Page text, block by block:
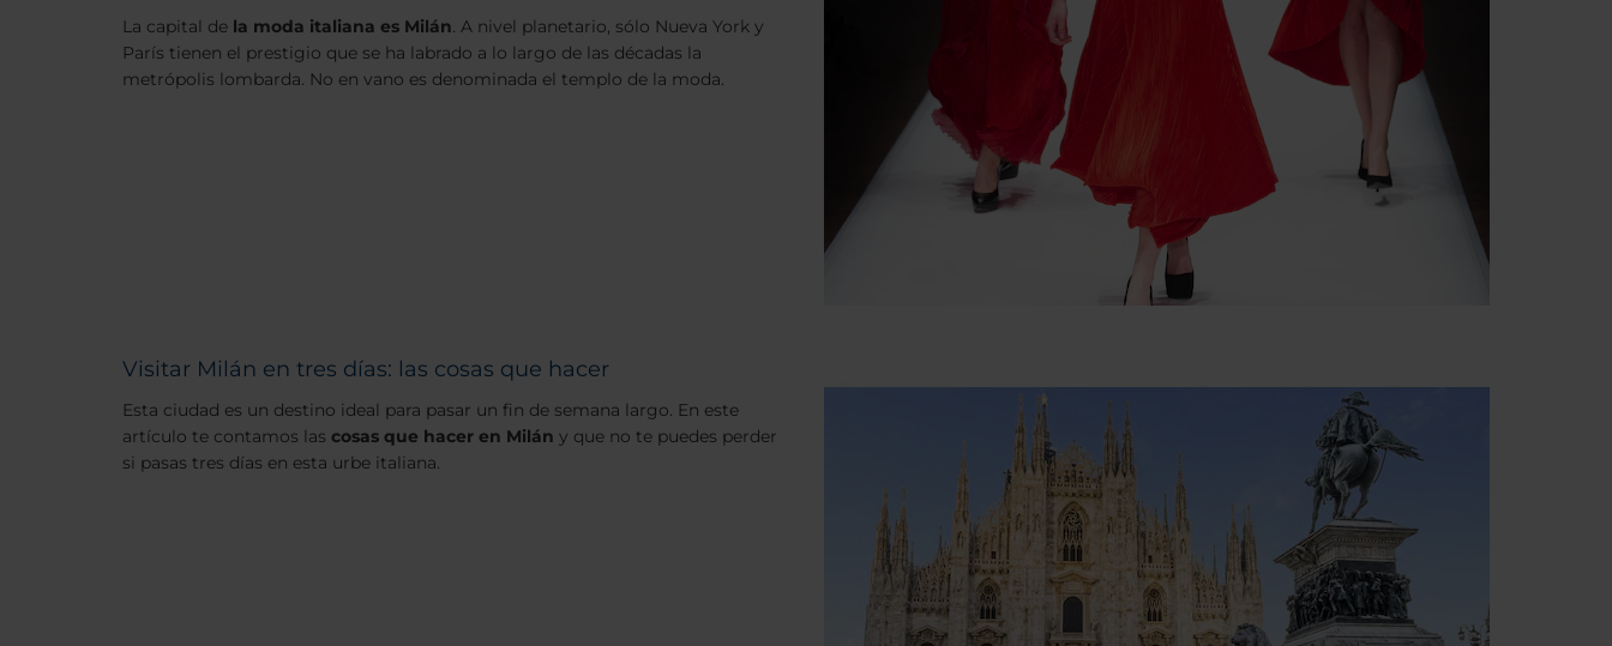
La capital de la moda italiana es Milán. A nivel planetario, sólo Nueva York y
París tienen el prestigio que se ha labrado a lo largo de las décadas la
metrópolis lombarda. No en vano es denominada el templo de la moda.
Visitar Milán en tres días: las cosas que hacer
Esta ciudad es un destino ideal para pasar un fin de semana largo. En este
artículo te contamos las cosas que hacer en Milán y que no te puedes perder
si pasas tres días en esta urbe italiana.